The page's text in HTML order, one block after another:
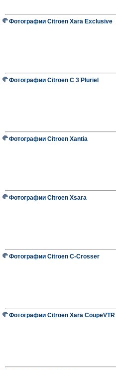
Фотографии Citroen Xara Exclusive
Фотографии Citroen C 3 Pluriel
Фотографии Citroen Xantia
Фотографии Citroen Xsara
Фотографии Citroen C-Crosser
Фотографии Citroen Xara CoupeVTR